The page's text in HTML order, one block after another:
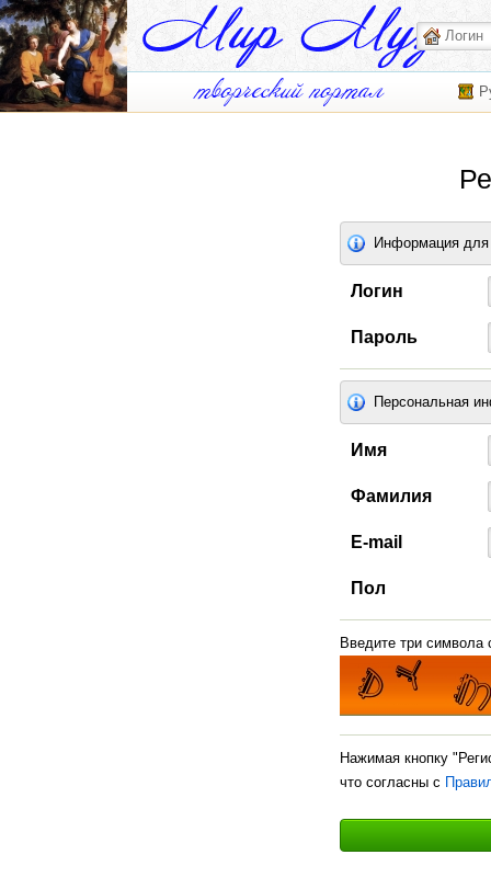
Информация для
Логин
Пароль
Персональная
Имя
Фамилия
E-mail
Пол
Введите три символа
Нажимая кнопку
что согласны с